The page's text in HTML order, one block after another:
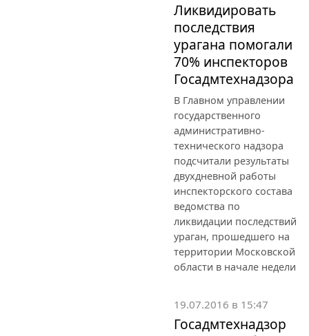
Ликвидировать
последствия
урагана помогали
70% инспекторов
Госадмтехнадзора
В Главном управлении
государственного
административно-
технического надзора
подсчитали результаты
двухдневной работы
инспекторского состава
ведомства по
ликвидации последствий
ураган, прошедшего на
территории Московской
области в начале недели
19.07.2016 в 15:47
Госадмтехнадзор